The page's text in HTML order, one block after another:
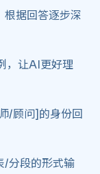
根据回答逐步深
，让AI更好理
/顾问]的身份回
/分段的形式输